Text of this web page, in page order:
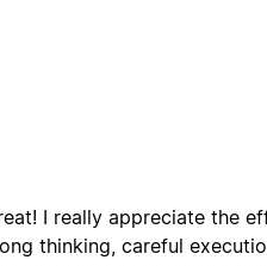
I really appreciate the
thinking, careful